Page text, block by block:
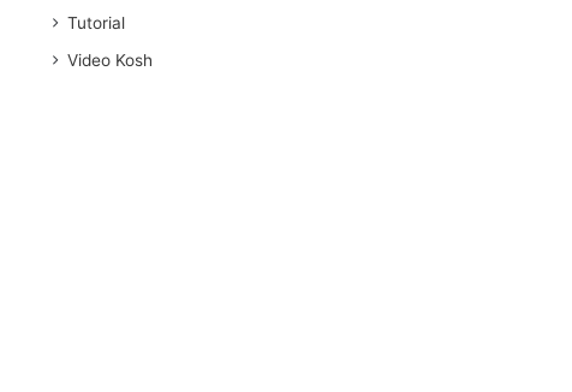
Tutorial
Video Kosh